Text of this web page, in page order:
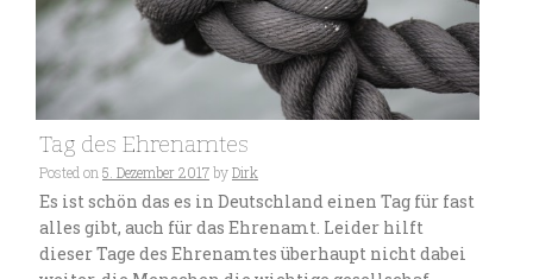
Tag des Ehrenamtes
Posted on 5. Dezember 2017byDirk
Es ist schön das es in Deutschland einen Tag für fast
alles gibt, auch für das Ehrenamt. Leider hilft
dieser Tage des Ehrenamtes überhaupt nicht dabei